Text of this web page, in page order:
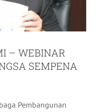
– WEBINAR
SEMPENA
Pembangunan